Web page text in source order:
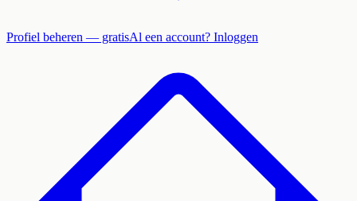
Profiel beheren — gratisAl een account? Inloggen